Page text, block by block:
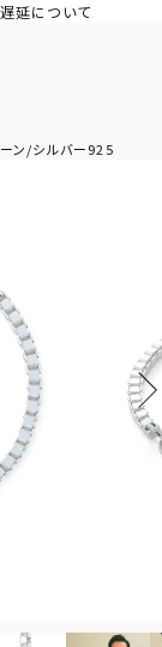
延について
ン/シルバー925